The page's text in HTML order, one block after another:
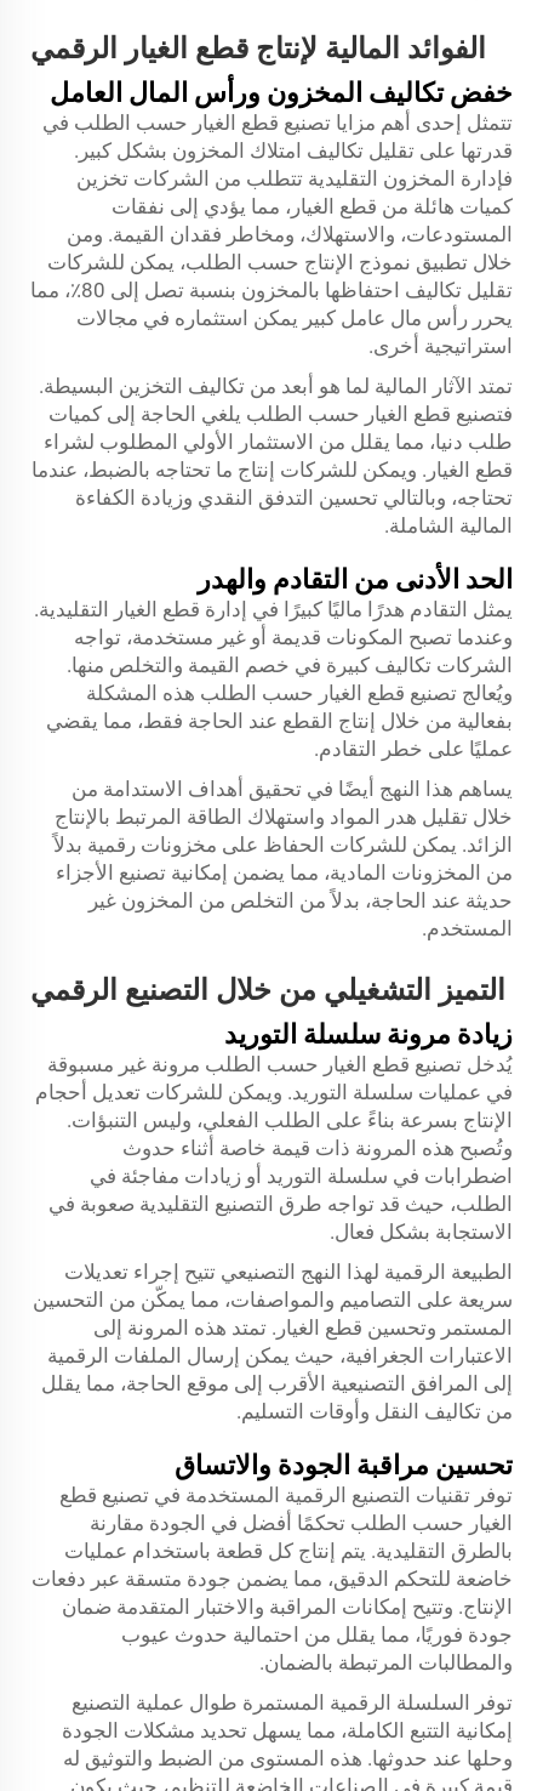
الفوائد المالية لإنتاج قطع الغيار الرقمي
خفض تكاليف المخزون ورأس المال العامل
تتمثل إحدى أهم مزايا تصنيع قطع الغيار حسب الطلب في
قدرتها على تقليل تكاليف امتلاك المخزون بشكل كبير.
فإدارة المخزون التقليدية تتطلب من الشركات تخزين
كميات هائلة من قطع الغيار، مما يؤدي إلى نفقات
المستودعات، والاستهلاك، ومخاطر فقدان القيمة. ومن
خلال تطبيق نموذج الإنتاج حسب الطلب، يمكن للشركات
تقليل تكاليف احتفاظها بالمخزون بنسبة تصل إلى 80٪، مما
يحرر رأس مال عامل كبير يمكن استثماره في مجالات
استراتيجية أخرى.
تمتد الآثار المالية لما هو أبعد من تكاليف التخزين البسيطة.
فتصنيع قطع الغيار حسب الطلب يلغي الحاجة إلى كميات
طلب دنيا، مما يقلل من الاستثمار الأولي المطلوب لشراء
قطع الغيار. ويمكن للشركات إنتاج ما تحتاجه بالضبط، عندما
تحتاجه، وبالتالي تحسين التدفق النقدي وزيادة الكفاءة
المالية الشاملة.
الحد الأدنى من التقادم والهدر
يمثل التقادم هدرًا ماليًا كبيرًا في إدارة قطع الغيار التقليدية.
وعندما تصبح المكونات قديمة أو غير مستخدمة، تواجه
الشركات تكاليف كبيرة في خصم القيمة والتخلص منها.
ويُعالج تصنيع قطع الغيار حسب الطلب هذه المشكلة
بفعالية من خلال إنتاج القطع عند الحاجة فقط، مما يقضي
عمليًا على خطر التقادم.
يساهم هذا النهج أيضًا في تحقيق أهداف الاستدامة من
خلال تقليل هدر المواد واستهلاك الطاقة المرتبط بالإنتاج
الزائد. يمكن للشركات الحفاظ على مخزونات رقمية بدلاً
من المخزونات المادية، مما يضمن إمكانية تصنيع الأجزاء
حديثة عند الحاجة، بدلاً من التخلص من المخزون غير
المستخدم.
التميز التشغيلي من خلال التصنيع الرقمي
زيادة مرونة سلسلة التوريد
يُدخل تصنيع قطع الغيار حسب الطلب مرونة غير مسبوقة
في عمليات سلسلة التوريد. ويمكن للشركات تعديل أحجام
الإنتاج بسرعة بناءً على الطلب الفعلي، وليس التنبؤات.
وتُصبح هذه المرونة ذات قيمة خاصة أثناء حدوث
اضطرابات في سلسلة التوريد أو زيادات مفاجئة في
الطلب، حيث قد تواجه طرق التصنيع التقليدية صعوبة في
الاستجابة بشكل فعال.
الطبيعة الرقمية لهذا النهج التصنيعي تتيح إجراء تعديلات
سريعة على التصاميم والمواصفات، مما يمكّن من التحسين
المستمر وتحسين قطع الغيار. تمتد هذه المرونة إلى
الاعتبارات الجغرافية، حيث يمكن إرسال الملفات الرقمية
إلى المرافق التصنيعية الأقرب إلى موقع الحاجة، مما يقلل
من تكاليف النقل وأوقات التسليم.
تحسين مراقبة الجودة والاتساق
توفر تقنيات التصنيع الرقمية المستخدمة في تصنيع قطع
الغيار حسب الطلب تحكمًا أفضل في الجودة مقارنة
بالطرق التقليدية. يتم إنتاج كل قطعة باستخدام عمليات
خاضعة للتحكم الدقيق، مما يضمن جودة متسقة عبر دفعات
الإنتاج. وتتيح إمكانات المراقبة والاختبار المتقدمة ضمان
جودة فوريًا، مما يقلل من احتمالية حدوث عيوب
والمطالبات المرتبطة بالضمان.
توفر السلسلة الرقمية المستمرة طوال عملية التصنيع
إمكانية التتبع الكاملة، مما يسهل تحديد مشكلات الجودة
وحلها عند حدوثها. هذه المستوى من الضبط والتوثيق له
قيمة كبيرة في الصناعات الخاضعة للتنظيم، حيث يكون